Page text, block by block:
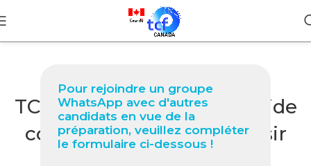
Pour rejoindre un groupe
WhatsApp avec d'autres
candidats en vue de la
préparation, veuillez compléter
le formulaire ci-dessous !
BLOG
TCF Québec à Albion : Guide
complet 2026 pour réussir